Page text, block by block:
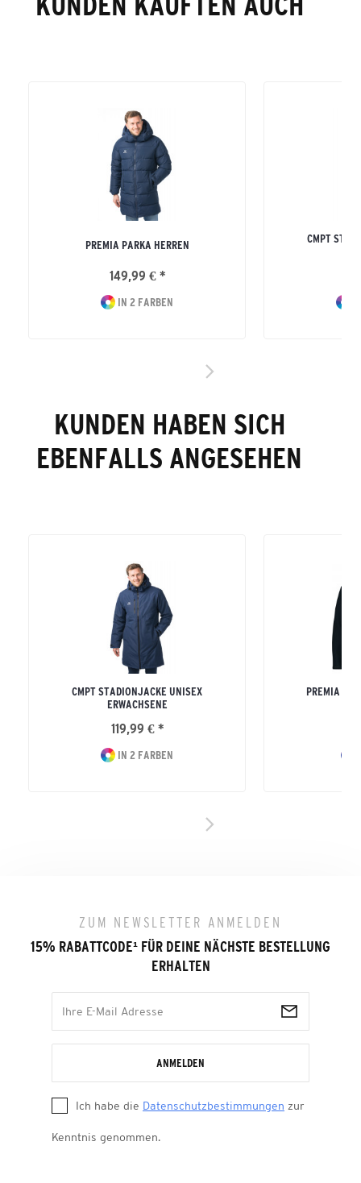
PREMIA PARKA HERREN
149,99 € *
IN 2 FARBEN
CMPT
KUNDEN HABEN SICH
EBENFALLS ANGESEHEN
CMPT STADIONJACKE UNISEX
ERWACHSENE
119,99 € *
IN 2 FARBEN
PREMIA
ZUM NEWSLETTER ANMELDEN
15% RABATTCODE¹ FÜR DEINE NÄCHSTE BESTELLUNG
ERHALTEN
ANMELDEN
Ich habe die Datenschutzbestimmungen zur
Kenntnis genommen.